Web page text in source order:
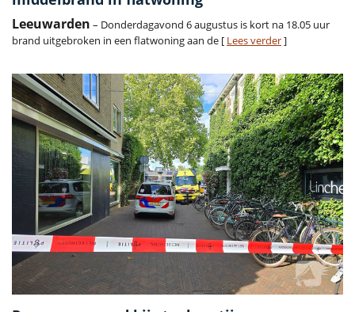
Leeuwarden – Donderdagavond 6 augustus is kort na 18.05 uur
brand uitgebroken in een flatwoning aan de [ Lees verder]